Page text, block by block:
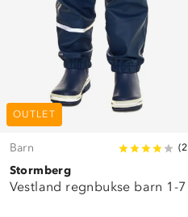
OUTLET
Barn (2
Stormberg
Vestland regnbukse barn 1-7